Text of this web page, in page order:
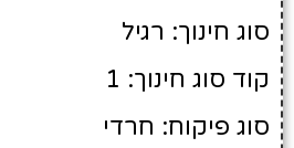
סוג חינוך: רגיל
קוד סוג חינוך: 1
סוג פיקוח: חרדי